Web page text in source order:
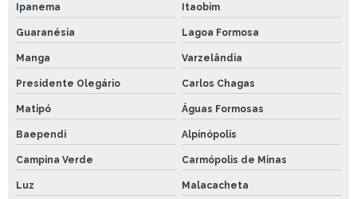
Ipanema Itaobim
Guaranésia Lagoa Formosa
Manga Varzelândia
Presidente Olegário Carlos Chagas
Matipó Águas Formosas
Baependi Alpinópolis
Campina Verde Carmópolis de Minas
Luz Malacacheta